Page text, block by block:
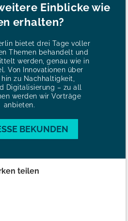
Einblicke wie
erhalten?
bietet drei Tage voller
Themen behandelt und
werden, genau wie in
Von Innovationen über
zu Nachhaltigkeit,
Digitalisierung – zu all
werden wir Vorträge
anbieten.
BEKUNDEN
teilen